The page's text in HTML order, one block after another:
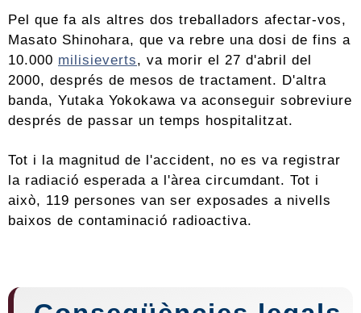
Pel que fa als altres dos treballadors afectar-vos,
Masato Shinohara, que va rebre una dosi de fins a
10.000 milisieverts, va morir el 27 d'abril del
2000, després de mesos de tractament. D'altra
banda, Yutaka Yokokawa va aconseguir sobreviure
després de passar un temps hospitalitzat.
Tot i la magnitud de l'accident, no es va registrar
la radiació esperada a l'àrea circumdant. Tot i
això, 119 persones van ser exposades a nivells
baixos de contaminació radioactiva.